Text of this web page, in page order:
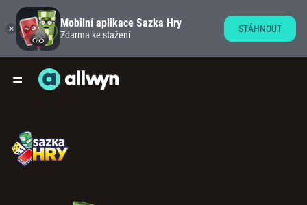
Mobilní aplikace Sazka Hry
Zdarma ke stažení
STÁHNOUT